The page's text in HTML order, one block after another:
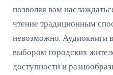
позволяя вам
чтение традиционным
невозможно. Аудиокниги
выбором городских
доступности и